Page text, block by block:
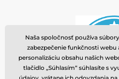
Naša spoločnosť používa
zabezpečenie funkčnosti webu
personalizáciu obsahu našich
tlačidlo „Súhlasím“ súhlasíte s